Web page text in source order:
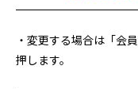
・変更する場合は「会
押します。